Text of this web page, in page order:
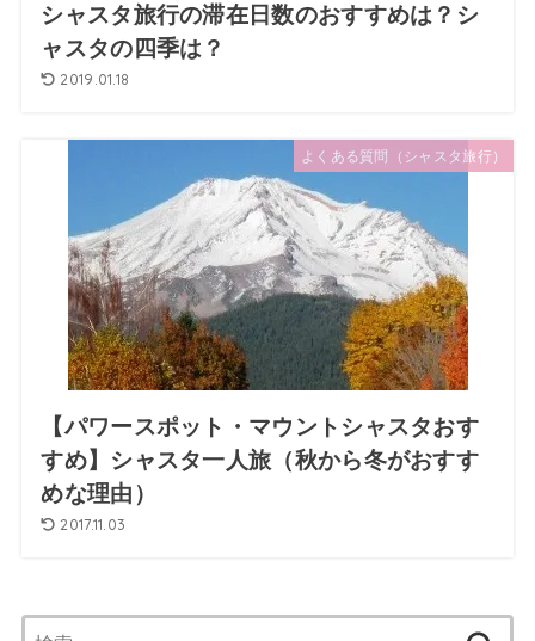
シャスタ旅行の滞在日数のおすすめは？シ
ャスタの四季は？
2019.01.18
よくある質問（シャスタ旅行）
【パワースポット・マウントシャスタおす
すめ】シャスタ一人旅（秋から冬がおすす
めな理由）
2017.11.03